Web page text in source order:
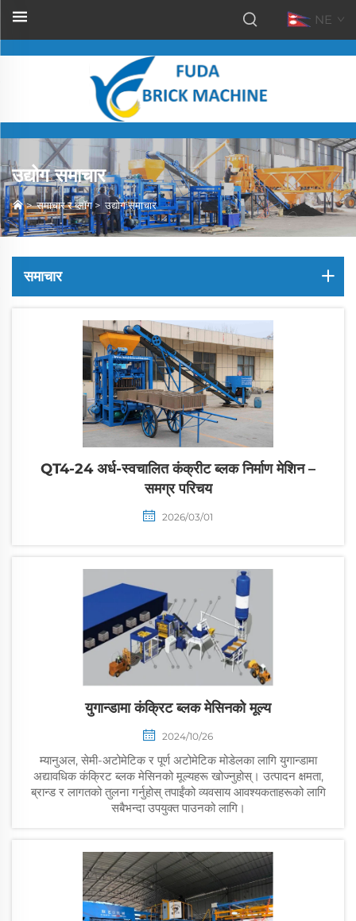
NE
उद्योग समाचार
>समाचार र ब्लॉग>उद्योग समाचार
समाचार
QT4-24 अर्ध-स्वचालित कंक्रीट ब्लक निर्माण मेशिन –
समग्र परिचय
2026/03/01
युगान्डामा कंक्रिट ब्लक मेसिनको मूल्य
2024/10/26
म्यानुअल, सेमी-अटोमेटिक र पूर्ण अटोमेटिक मोडेलका लागि युगान्डामा
अद्यावधिक कंक्रिट ब्लक मेसिनको मूल्यहरू खोज्नुहोस्। उत्पादन क्षमता,
ब्रान्ड र लागतको तुलना गर्नुहोस् तपाईंको व्यवसाय आवश्यकताहरूको लागि
सबैभन्दा उपयुक्त पाउनको लागि।